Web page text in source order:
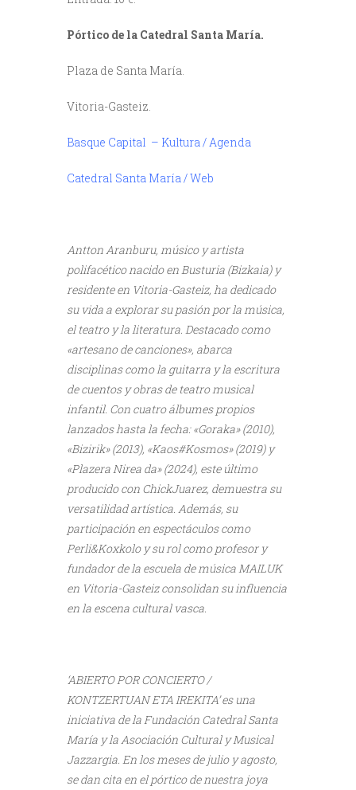
Pórtico de la Catedral Santa María.
Plaza de Santa María.
Vitoria-Gasteiz.
Basque Capital – Kultura / Agenda
Catedral Santa María / Web
Antton Aranburu, músico y artista
polifacético nacido en Busturia (Bizkaia) y
residente en Vitoria-Gasteiz, ha dedicado
su vida a explorar su pasión por la música,
el teatro y la literatura. Destacado como
«artesano de canciones», abarca
disciplinas como la guitarra y la escritura
de cuentos y obras de teatro musical
infantil. Con cuatro álbumes propios
lanzados hasta la fecha: «Goraka» (2010),
«Bizirik» (2013), «Kaos#Kosmos» (2019) y
«Plazera Nirea da» (2024), este último
producido con ChickJuarez, demuestra su
versatilidad artística. Además, su
participación en espectáculos como
Perli&Koxkolo y su rol como profesor y
fundador de la escuela de música MAILUK
en Vitoria-Gasteiz consolidan su influencia
en la escena cultural vasca.
‘ABIERTO POR CONCIERTO /
KONTZERTUAN ETA IREKITA’ es una
iniciativa de la Fundación Catedral Santa
María y la Asociación Cultural y Musical
Jazzargia. En los meses de julio y agosto,
se dan cita en el pórtico de nuestra joya